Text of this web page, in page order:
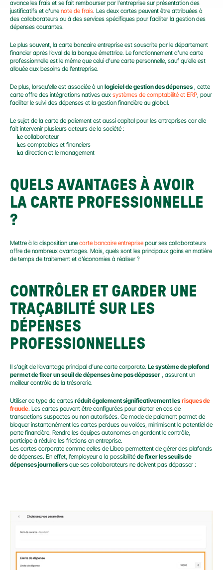
avance les frais et se fait rembourser par l'entreprise sur présentation des
justificatifs et d'une note de frais. Les deux cartes peuvent être attribuées à
des collaborateurs ou à des services spécifiques pour faciliter la gestion des
dépenses courantes.
Le plus souvent, la carte bancaire entreprise est souscrite par le département
financier après l’aval de la banque émettrice. Le fonctionnement d’une carte
professionnelle est le même que celui d’une carte personnelle, sauf qu’elle est
allouée aux besoins de l’entreprise.
De plus, lorsqu’elle est associée à un logiciel de gestion des dépenses , cette
carte offre des intégrations natives aux systèmes de comptabilité et ERP, pour
faciliter le suivi des dépenses et la gestion financière au global.
Le sujet de la carte de paiement est aussi capital pour les entreprises car elle
fait intervenir plusieurs acteurs de la société :
Le collaborateur
Les comptables et financiers
La direction et le management
QUELS AVANTAGES À AVOIR
LA CARTE PROFESSIONNELLE
?
Mettre à la disposition une carte bancaire entreprise pour ses collaborateurs
offre de nombreux avantages. Mais, quels sont les principaux gains en matière
de temps de traitement et d’économies à réaliser ?
CONTRÔLER ET GARDER UNE
TRAÇABILITÉ SUR LES
DÉPENSES
PROFESSIONNELLES
Il s’agit de l’avantage principal d’une carte corporate. Le système de plafond
permet de fixer un seuil de dépenses à ne pas dépasser , assurant un
meilleur contrôle de la trésorerie.
Utiliser ce type de cartes réduit également significativement les risques de
fraude. Les cartes peuvent être configurées pour alerter en cas de
transactions suspectes ou non autorisées. Ce mode de paiement permet de
bloquer instantanément les cartes perdues ou volées, minimisant le potentiel de
perte financière. Rendre les équipes autonomes en gardant le contrôle,
participe à réduire les frictions en entreprise.
Les cartes corporate comme celles de Libeo permettent de gérer des plafonds
de dépenses. En effet, l’employeur a la possibilité de fixer les seuils de
dépenses journaliers que ses collaborateurs ne doivent pas dépasser :